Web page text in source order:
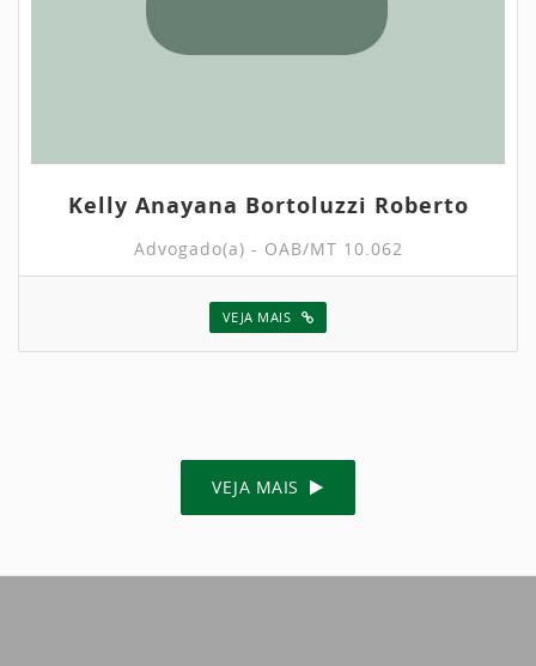
Kelly Anayana Bortoluzzi Roberto
Advogado(a) - OAB/MT 10.062
VEJA MAIS
VEJA MAIS